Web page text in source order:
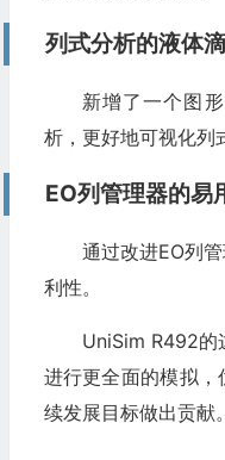
列式分析的液体
新增了一个图
析，更好地可视化列
EO列管理器的易
通过改进EO列
利性。
UniSim R492的
进行更全面的模拟
续发展目标做出贡献。